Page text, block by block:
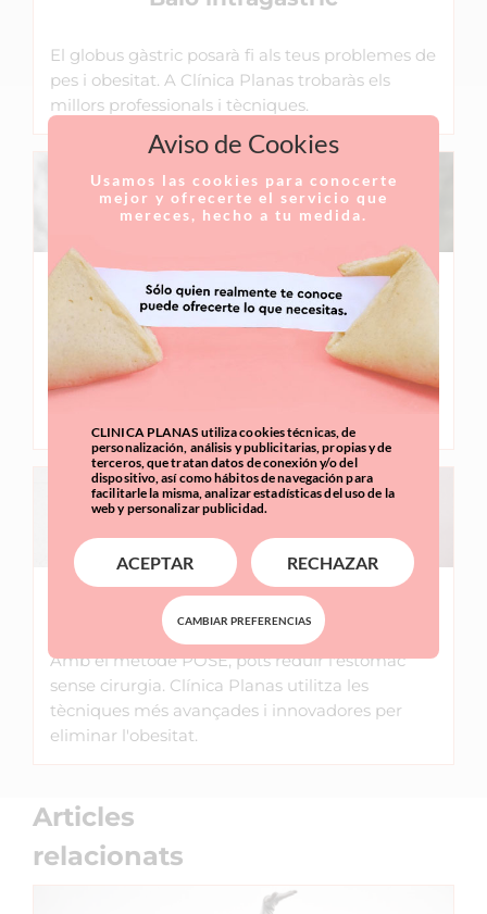
El globus gàstric posarà fi als teus problemes de
pes i obesitat. A Clínica Planas trobaràs els
millors professionals i tècniques.
Endomàniga gàstrica
Redueix l'estómac sense incisions amb la
cirurgia de màniga gàstrica a Clínica Planas.
Posa't en les millors mans amb els millors
Mètode POSE
Amb el mètode POSE, pots reduir l'estómac
sense cirurgia. Clínica Planas utilitza les
tècniques més avançades i innovadores per
eliminar l'obesitat.
Articles
relacionats
Aviso de Cookies
Usamos las cookies para conocerte
mejor y ofrecerte el servicio que
mereces, hecho a tu medida.
CLINICA PLANAS utiliza cookies técnicas, de
personalización, análisis y publicitarias, propias y de
terceros, que tratan datos de conexión y/o del
dispositivo, así como hábitos de navegación para
facilitarle la misma, analizar estadísticas del uso de la
web y personalizar publicidad.
ACEPTAR RECHAZAR
CAMBIAR PREFERENCIAS